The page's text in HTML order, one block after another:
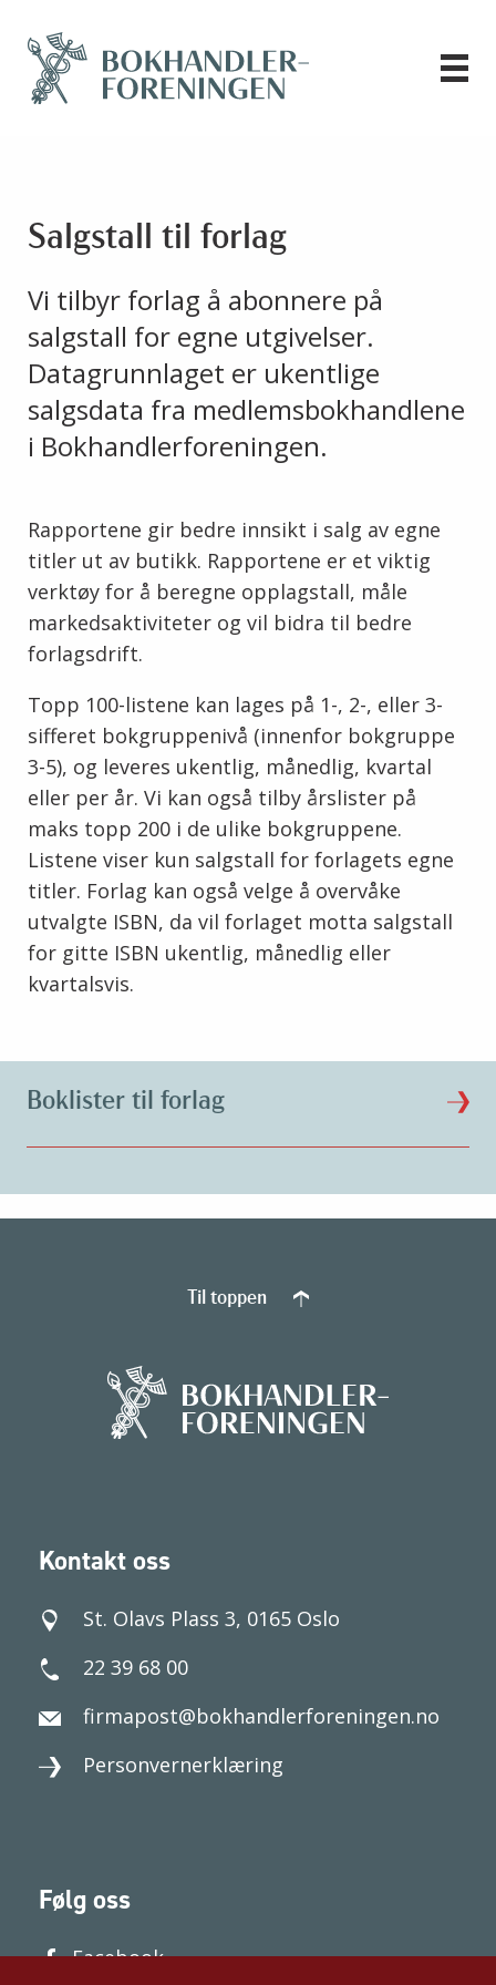
Salgstall til forlag
Vi tilbyr forlag å abonnere på
salgstall for egne utgivelser.
Datagrunnlaget er ukentlige
salgsdata fra medlemsbokhandlene
i Bokhandlerforeningen.
Rapportene gir bedre innsikt i salg av egne
titler ut av butikk. Rapportene er et viktig
verktøy for å beregne opplagstall, måle
markedsaktiviteter og vil bidra til bedre
forlagsdrift.
Topp 100-listene kan lages på 1-, 2-, eller 3-
sifferet bokgruppenivå (innenfor bokgruppe
3-5), og leveres ukentlig, månedlig, kvartal
eller per år. Vi kan også tilby årslister på
maks topp 200 i de ulike bokgruppene.
Listene viser kun salgstall for forlagets egne
titler. Forlag kan også velge å overvåke
utvalgte ISBN, da vil forlaget motta salgstall
for gitte ISBN ukentlig, månedlig eller
kvartalsvis.
Boklister til forlag
Kontakt oss
St. Olavs Plass 3, 0165 Oslo
22 39 68 00
firmapost@bokhandlerforeningen.no
Personvernerklæring
Følg oss
Facebook
Til toppen